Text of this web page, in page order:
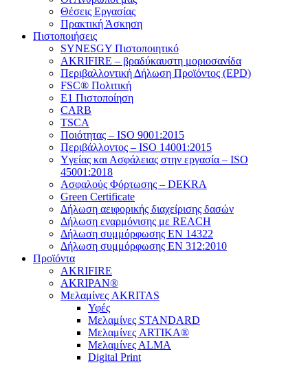
Θέσεις Εργασίας
Πρακτική Άσκηση
Πιστοποιήσεις
SYNESGY Πιστοποιητικό
AKRIFIRE – βραδύκαυστη μοριοσανίδα
Περιβαλλοντική Δήλωση Προϊόντος (EPD)
FSC® Πολιτική
E1 Πιστοποίηση
CARB
TSCA
Πoιότητας – ISO 9001:2015
Περιβάλλοντος – ISO 14001:2015
Yγείας και Ασφάλειας στην εργασία – ISO
45001:2018
Ασφαλούς Φόρτωσης – DEKRA
Green Certificate
Δήλωση αειφορικής διαχείρισης δασών
Δήλωση εναρμόνισης με REACH
Δήλωση συμμόρφωσης EN 14322
Δήλωση συμμόρφωσης EN 312:2010
Προϊόντα
AKRIFIRE
AKRIPAN®
Μελαμίνες AKRITAS
Υφές
Μελαμίνες STANDARD
Μελαμίνες ARTIKA®
Μελαμίνες ΑLMA
Digital Print